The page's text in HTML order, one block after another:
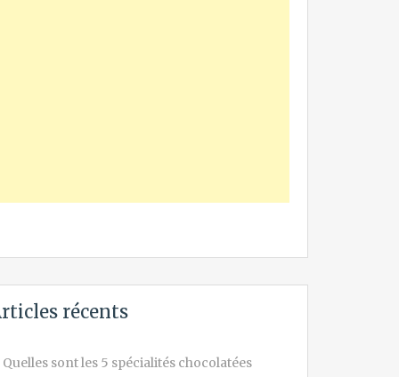
récents
Quelles sont les 5 spécialités chocolatées